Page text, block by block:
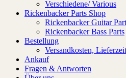
Verschiedene/ Various
Rickenbacker Parts Shop
Rickenbacker Guitar
Rickenbacker Bass Parts
Bestellung
Versandkosten,
Ankauf
Fragen & Antworten